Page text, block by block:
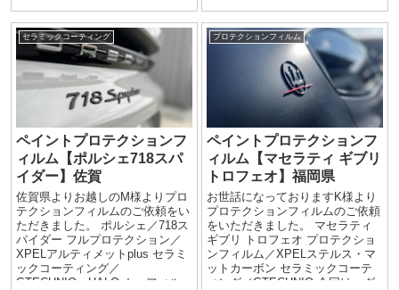
セラミックコーティング
ペイントプロテクションフ
ィルム【ポルシェ718スパ
イダー】佐賀
佐賀県よりお越しのM様よりプロ
テクションフィルムのご依頼をい
ただきました。 ポルシェ／718ス
パイダー フルプロテクション／
XPELアルティメットplus セラミ
ックコーティング／
GTECHNIQ・HALO カーフィル
プロテクションフィルム
ペイントプロテクションフ
ィルム【マセラティ ギブリ
トロフェオ】福岡県
お世話になっておりますK様より
プロテクションフィルムのご依頼
をいただきました。 マセラティ
ギブリ トロフェオ プロテクショ
ンフィルム／XPELステルス・マ
ットカーボン セラミックコーテ
ィング／GTECHNIQ 今回は、グ